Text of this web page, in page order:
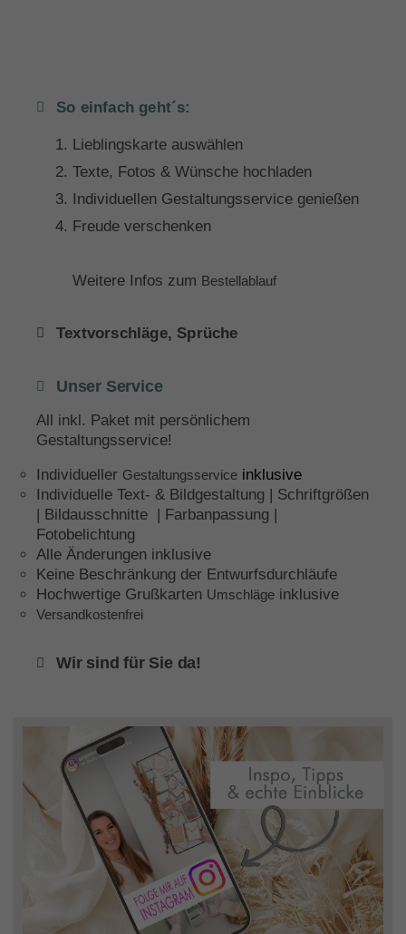
So einfach geht´s:
Lieblingskarte auswählen
Texte, Fotos & Wünsche hochladen
Individuellen Gestaltungsservice genießen
Freude verschenken
Weitere Infos zum Bestellablauf
Textvorschläge, Sprüche
Unser Service
All inkl. Paket mit persönlichem
Gestaltungsservice!
Individueller Gestaltungsservice inklusive
Individuelle Text- & Bildgestaltung | Schriftgrößen
| Bildausschnitte | Farbanpassung |
Fotobelichtung
Alle Änderungen inklusive
Keine Beschränkung der Entwurfsdurchläufe
Hochwertige Grußkarten Umschläge inklusive
Versandkostenfrei
Wir sind für Sie da!